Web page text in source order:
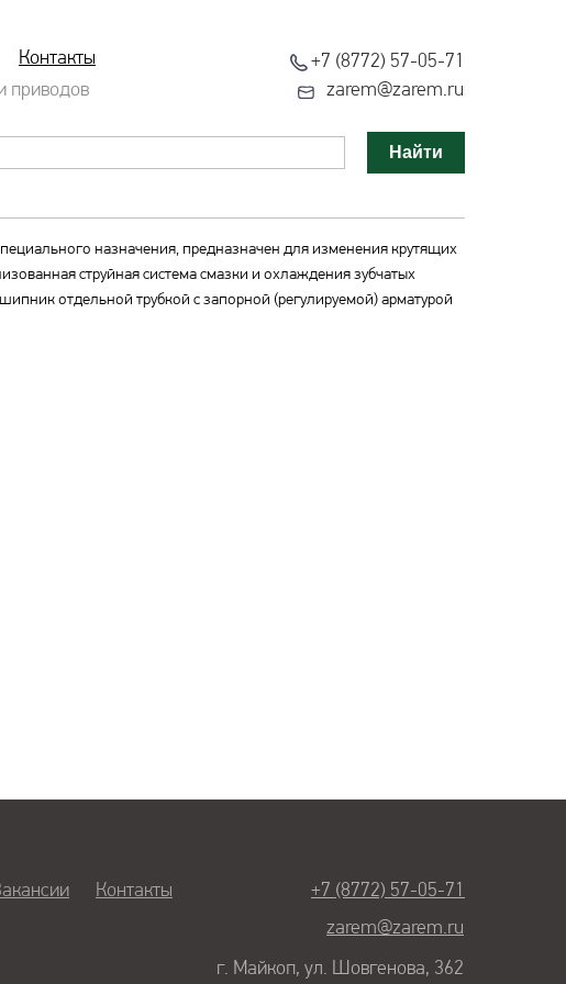
+7 (8772) 57-05-71
Контакты
zarem@zarem.ru
приводов
Найти
назначения, предназначен для изменения крутящих
струйная система смазки и охлаждения зубчатых
отдельной трубкой с запорной (регулируемой) арматурой
+7 (8772) 57-05-71
Контакты
zarem@zarem.ru
г. Майкоп, ул. Шовгенова, 362